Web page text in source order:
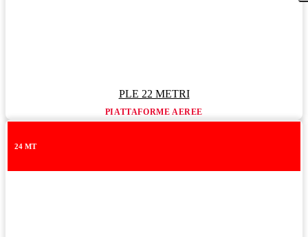
PLE 22 METRI
PIATTAFORME AEREE
24 MT